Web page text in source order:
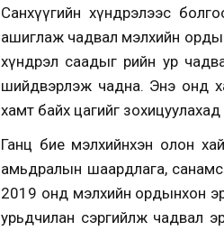
Санхүүгийн хүндрэлээс
ашиглаж чадвал мэлхийн
хүндрэл саадыг өөрийн ур
шийдвэрлэж чадна. Энэ онд
хамт байх цагийг
Ганц бие мэлхийнхэн олон
амьдралын шаардлага,
2019 онд мэлхийн ордынхон
урьдчилан сэргийлж чадвал